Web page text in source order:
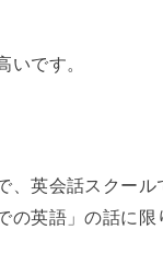
いです。
、英会話スクー
英語」の話に限